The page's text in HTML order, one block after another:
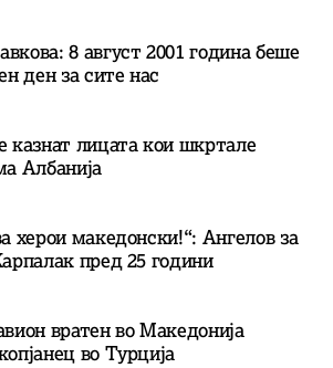
8 август 2001 година беше
ден за сите нас
лицата кои шкртале
Албанија
херои македонски!“: Ангелов за
пред 25 години
вратен во Македонија
во Турција